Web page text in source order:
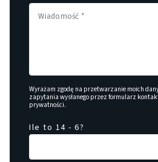
Wyrażam zgodę na przetwarzanie moich
zapytania wysłanego przez formularz
prywatności.
Ile to 14 - 6?